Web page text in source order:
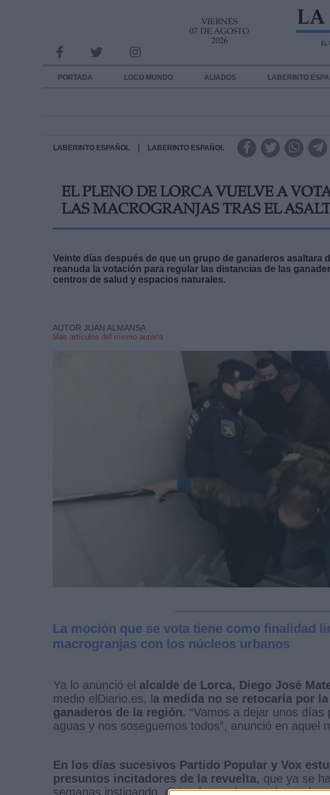
VIERNES
07 DE AGOSTO
2026
PORTADA LOCO MUNDO ALIADOS LABERINTO
LABERINTO ESPAÑOL LABERINTO ESPAÑOL
EL PLENO DE LORCA VUELVE A
LAS MACROGRANJAS TRAS EL
Veinte días después de que un grupo de ganaderos asaltara
reanuda la votación para regular las distancias de las
centros de salud y espacios naturales.
AUTOR JUAN ALMANSA
Mas artículos del mismo autor/a
La moción que se vota tiene como finalidad
macrogranjas con los núcleos urbanos
Ya lo anunció el alcalde de Lorca, Diego José
medio elDiario.es, la medida no se retocaría por
ganaderos de la región. “Vamos a dejar unos
aguas y nos soseguemos todos”, anunció en aquel
En los días sucesivos Partido Popular y Vox
presuntos incitadores de la revuelta, que ya se
semanas instigando, diciendo que les estaban
INFORMACION SOBRE LA PROTECCIÓN DE TUS DATOS
Responsable:
Destinatarios:
link
Información adicional
link